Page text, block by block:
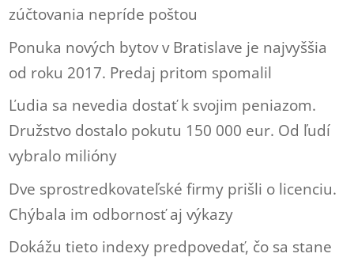
zúčtovania nepríde poštou
Ponuka nových bytov v Bratislave je najvyššia
od roku 2017. Predaj pritom spomalil
Ľudia sa nevedia dostať k svojim peniazom.
Družstvo dostalo pokutu 150 000 eur. Od ľudí
vybralo milióny
Dve sprostredkovateľské firmy prišli o licenciu.
Chýbala im odbornosť aj výkazy
Dokážu tieto indexy predpovedať, čo sa stane